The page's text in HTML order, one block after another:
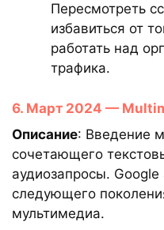
Пересмотреть
избавиться от
работать над
трафика.
6. Март 2024 —
Описание: Введение
сочетающего
аудиозапросы.
следующего
мультимедиа.